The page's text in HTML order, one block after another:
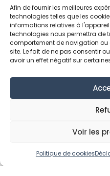
Afin de fournir les meilleures
technologies telles que les
informations relatives à
technologies nous permettra de
comportement de navigation
site. Le fait de ne pas consentir
avoir un effet négatif sur
Voir les
Politique de cookies
Liens utiles
Région Île-de-France
Département des Yvelines
Grand Paris Seine et Oise
Politique de
Réalisation